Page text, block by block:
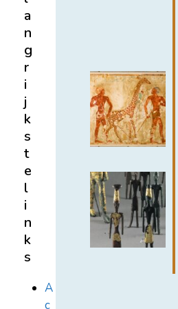
a
n
g
r
i
j
k
s
t
e
l
i
n
k
s
A
c